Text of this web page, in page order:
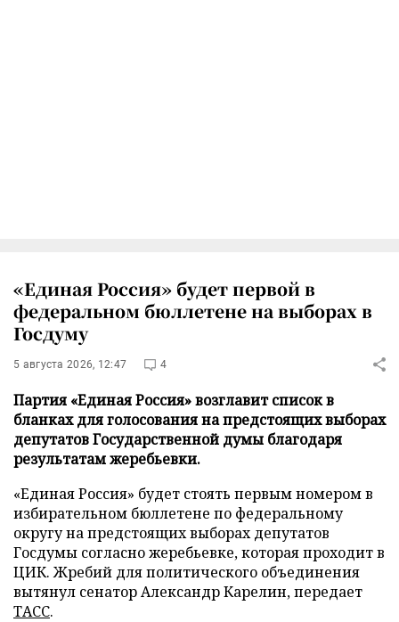
«Единая Россия» будет первой в
федеральном бюллетене на выборах в
Госдуму
5 августа 2026, 12:47 4
Партия «Единая Россия» возглавит список в
бланках для голосования на предстоящих выборах
депутатов Государственной думы благодаря
результатам жеребьевки.
«Единая Россия» будет стоять первым номером в
избирательном бюллетене по федеральному
округу на предстоящих выборах депутатов
Госдумы согласно жеребьевке, которая проходит в
ЦИК. Жребий для политического объединения
вытянул сенатор Александр Карелин, передает
ТАСС.